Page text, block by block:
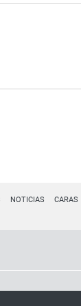
NOTICIAS CARAS